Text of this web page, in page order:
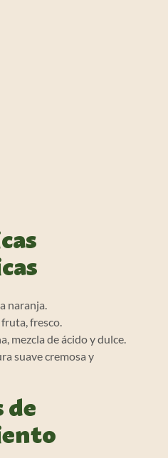
naranja.
fresco.
mezcla de ácido y dulce.
suave cremosa y
de